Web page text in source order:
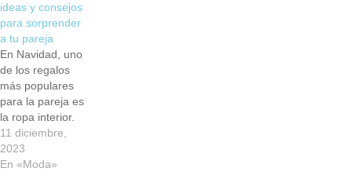
ideas y consejos
para sorprender
a tu pareja
En Navidad, uno
de los regalos
más populares
para la pareja es
la ropa interior.
De hecho, en
cuanto se
acercan las
11 diciembre,
2023
En «Moda»